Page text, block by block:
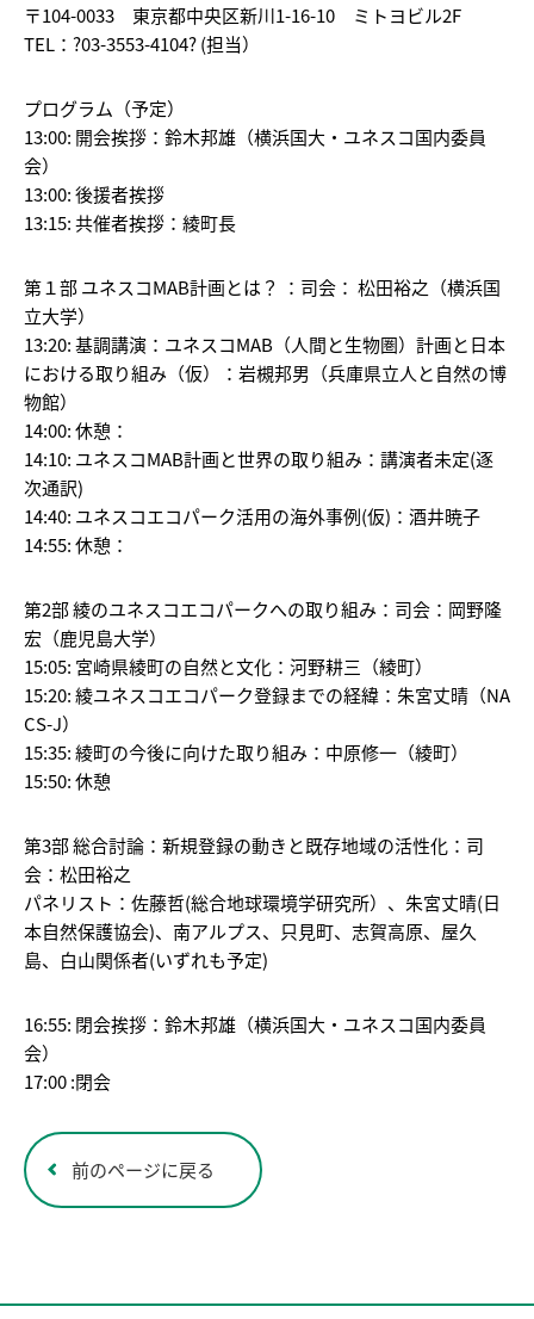
〒104-0033 東京都中央区新川1-16-10 ミトヨビル2F
TEL：?03-3553-4104? (担当）
プログラム（予定）
13:00: 開会挨拶：鈴木邦雄（横浜国大・ユネスコ国内委員
会）
13:00: 後援者挨拶
13:15: 共催者挨拶：綾町長
第１部 ユネスコMAB計画とは？ ：司会： 松田裕之（横浜国
立大学）
13:20: 基調講演：ユネスコMAB（人間と生物圏）計画と日本
における取り組み（仮）：岩槻邦男（兵庫県立人と自然の博
物館）
14:00: 休憩：
14:10: ユネスコMAB計画と世界の取り組み：講演者未定(逐
次通訳)
14:40: ユネスコエコパーク活用の海外事例(仮)：酒井暁子
14:55: 休憩：
第2部 綾のユネスコエコパークへの取り組み：司会：岡野隆
宏（鹿児島大学）
15:05: 宮崎県綾町の自然と文化：河野耕三（綾町）
15:20: 綾ユネスコエコパーク登録までの経緯：朱宮丈晴（NA
CS-J）
15:35: 綾町の今後に向けた取り組み：中原修一（綾町）
15:50: 休憩
第3部 総合討論：新規登録の動きと既存地域の活性化：司
会：松田裕之
パネリスト：佐藤哲(総合地球環境学研究所）、朱宮丈晴(日
本自然保護協会)、南アルプス、只見町、志賀高原、屋久
島、白山関係者(いずれも予定)
16:55: 閉会挨拶：鈴木邦雄（横浜国大・ユネスコ国内委員
会）
17:00 :閉会
前のページに戻る